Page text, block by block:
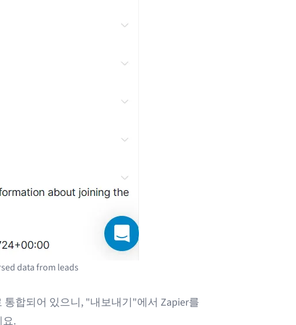
data from leads
통합되어 있으니, "내보내기"에서 Zapier를
요.